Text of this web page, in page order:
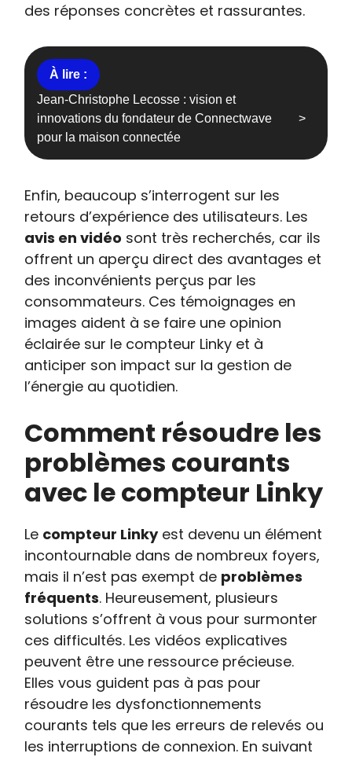
des réponses concrètes et rassurantes.
Jean-Christophe Lecosse : vision et
innovations du fondateur de Connectwave
pour la maison connectée
Enfin, beaucoup s’interrogent sur les
retours d’expérience des utilisateurs. Les
avis en vidéo sont très recherchés, car ils
offrent un aperçu direct des avantages et
des inconvénients perçus par les
consommateurs. Ces témoignages en
images aident à se faire une opinion
éclairée sur le compteur Linky et à
anticiper son impact sur la gestion de
l’énergie au quotidien.
Comment résoudre les
problèmes courants
avec le compteur Linky
Le compteur Linkyest devenu un élément
incontournable dans de nombreux foyers,
mais il n’est pas exempt de problèmes
fréquents. Heureusement, plusieurs
solutions s’offrent à vous pour surmonter
ces difficultés. Les vidéos explicatives
peuvent être une ressource précieuse.
Elles vous guident pas à pas pour
résoudre les dysfonctionnements
courants tels que les erreurs de relevés ou
les interruptions de connexion. En suivant